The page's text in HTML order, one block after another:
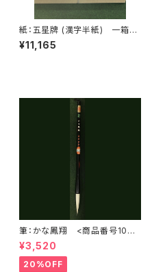
紙：五星牌 (漢字半紙) 一箱10
00枚入 <商品番号1806>
¥11,165
筆：かな鳳翔 <商品番号1075
>
¥3,520
20%OFF